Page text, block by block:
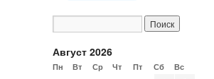
Август 2026
Пн Вт Ср Чт Пт Сб Вс